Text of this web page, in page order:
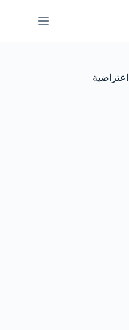
اعتراضية